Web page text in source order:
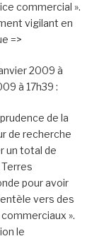
commercial ».
vigilant en
=>
2009 à
à 17h39 :
de la
de recherche
un total de
pour avoir
vers des
».
le